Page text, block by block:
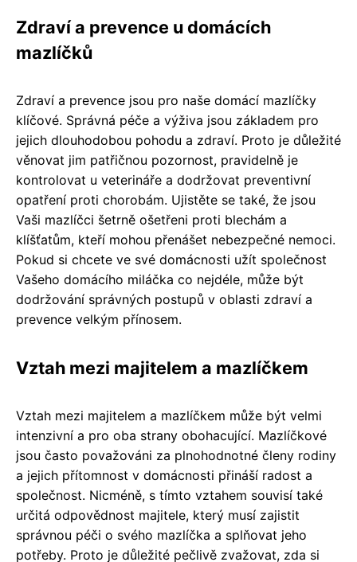
Zdraví a prevence u domácích
mazlíčků
Zdraví a prevence jsou pro naše domácí mazlíčky
klíčové. Správná péče a výživa jsou základem pro
jejich dlouhodobou pohodu a zdraví. Proto je důležité
věnovat jim patřičnou pozornost, pravidelně je
kontrolovat u veterináře a dodržovat preventivní
opatření proti chorobám. Ujistěte se také, že jsou
Vaši mazlíčci šetrně ošetřeni proti blechám a
klíšťatům, kteří mohou přenášet nebezpečné nemoci.
Pokud si chcete ve své domácnosti užít společnost
Vašeho domácího miláčka co nejdéle, může být
dodržování správných postupů v oblasti zdraví a
prevence velkým přínosem.
Vztah mezi majitelem a mazlíčkem
Vztah mezi majitelem a mazlíčkem může být velmi
intenzivní a pro oba strany obohacující. Mazlíčkové
jsou často považováni za plnohodnotné členy rodiny
a jejich přítomnost v domácnosti přináší radost a
společnost. Nicméně, s tímto vztahem souvisí také
určitá odpovědnost majitele, který musí zajistit
správnou péči o svého mazlíčka a splňovat jeho
potřeby. Proto je důležité pečlivě zvažovat, zda si